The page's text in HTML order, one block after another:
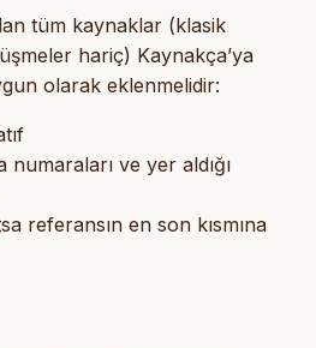
tüm kaynaklar (klasik
hariç) Kaynakça’ya
olarak eklenmelidir:
ve yer aldığı
referansın en son kısmına